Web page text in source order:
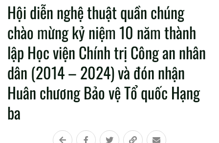
Hội diễn nghệ thuật quần chúng
chào mừng kỷ niệm 10 năm thành
lập Học viện Chính trị Công an nhân
dân (2014 – 2024) và đón nhận
Huân chương Bảo vệ Tổ quốc Hạng
ba